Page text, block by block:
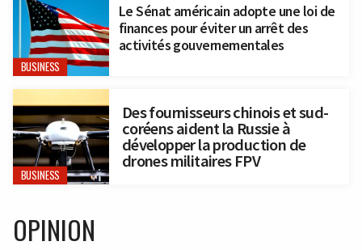
BUSINESS
Le Sénat américain adopte une loi de
finances pour éviter un arrêt des
activités gouvernementales
BUSINESS
Des fournisseurs chinois et sud-
coréens aident la Russie à
développer la production de
drones militaires FPV
OPINION